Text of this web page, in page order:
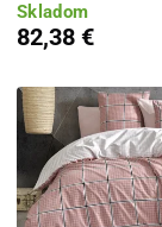
Skladom
82,38 €